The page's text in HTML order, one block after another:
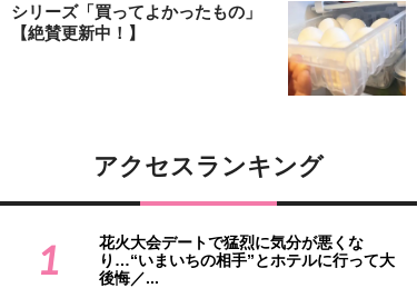
シリーズ「買ってよかったもの」
【絶賛更新中！】
アクセスランキング
1
花火大会デートで猛烈に気分が悪くな
り…“いまいちの相手”とホテルに行って大
後悔／...